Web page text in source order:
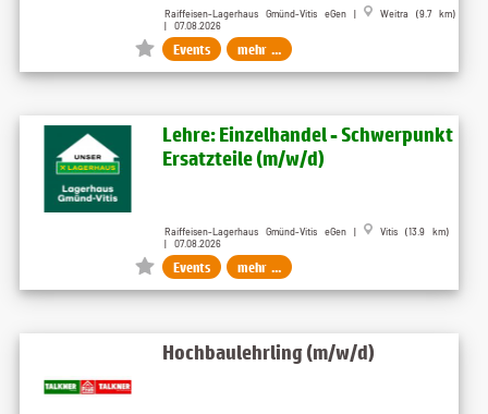
Raiffeisen-Lagerhaus Gmünd-Vitis eGen |
Weitra (9.7 km)
| 07.08.2026
Events mehr ...
Lehre: Einzelhandel - Schwerpunkt
Ersatzteile (m/w/d)
Raiffeisen-Lagerhaus Gmünd-Vitis eGen |
Vitis (13.9 km)
| 07.08.2026
Events mehr ...
Hochbaulehrling (m/w/d)